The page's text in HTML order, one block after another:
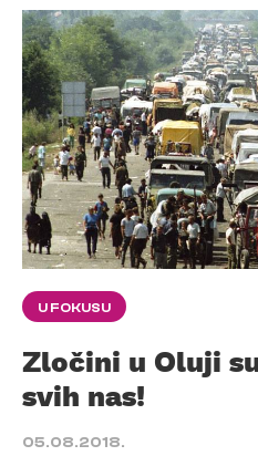
U FOKUSU
Zločini u Oluji
svih nas!
05.08.2018.